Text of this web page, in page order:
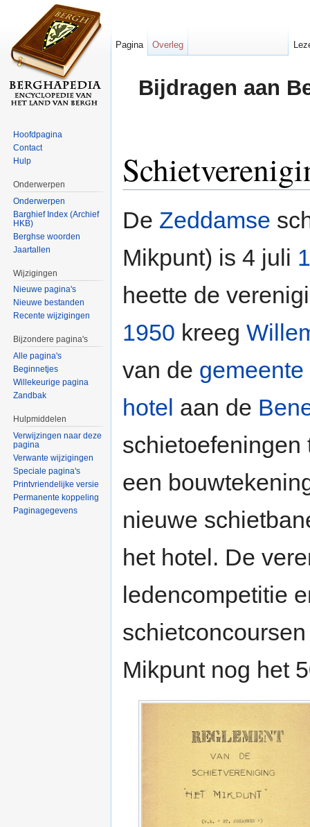
Bijdragen aan
De Zeddamse
Mikpunt) is 4 juli
heette de
1950 kreeg
van de
hotel aan de
schietoefeningen
een
nieuwe
het hotel. De
ledencompetitie
Mikpunt nog het
Pagina Overleg
Hoofdpagina
Contact
Hulp
Onderwerpen
Onderwerpen
Barghief Index (Archief
HKB)
Berghse woorden
Jaartallen
Wijzigingen
Nieuwe pagina's
Nieuwe bestanden
Recente wijzigingen
Bijzondere pagina's
Alle pagina's
Beginnetjes
Willekeurige pagina
Zandbak
Hulpmiddelen
Verwijzingen naar deze
pagina
Verwante wijzigingen
Speciale pagina's
Printvriendelijke versie
Permanente koppeling
Paginagegevens